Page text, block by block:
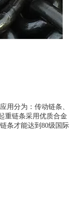
用分为：传动链条、
重链条采用优质合金
条才能达到80级国际